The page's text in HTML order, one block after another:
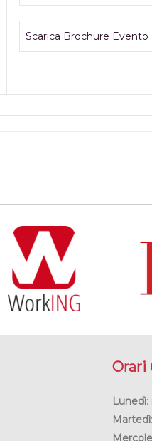
Scarica Brochure Evento
Orari
Lunedì:
Martedì